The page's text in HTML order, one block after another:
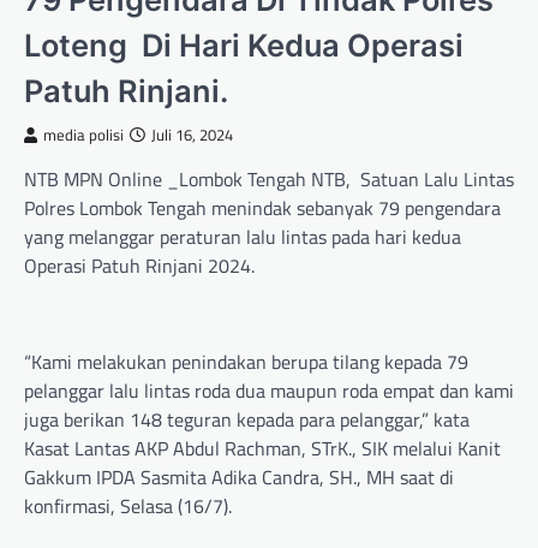
Loteng Di Hari Kedua Operasi
Patuh Rinjani.
media polisi Juli 16, 2024
NTB MPN Online _Lombok Tengah NTB, Satuan Lalu Lintas
Polres Lombok Tengah menindak sebanyak 79 pengendara
yang melanggar peraturan lalu lintas pada hari kedua
Operasi Patuh Rinjani 2024.
“Kami melakukan penindakan berupa tilang kepada 79
pelanggar lalu lintas roda dua maupun roda empat dan kami
juga berikan 148 teguran kepada para pelanggar,” kata
Kasat Lantas AKP Abdul Rachman, STrK., SIK melalui Kanit
Gakkum IPDA Sasmita Adika Candra, SH., MH saat di
konfirmasi, Selasa (16/7).